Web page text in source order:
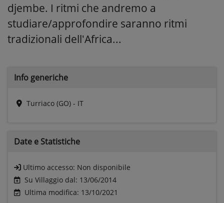
djembe. I ritmi che andremo a
studiare/approfondire saranno ritmi
tradizionali dell'Africa...
Info generiche
Turriaco (GO) - IT
Date e Statistiche
Ultimo accesso: Non disponibile
Su Villaggio dal: 13/06/2014
Ultima modifica: 13/10/2021